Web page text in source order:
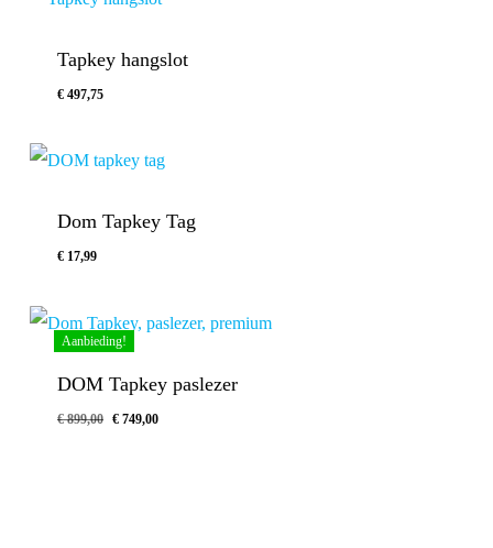
Tapkey hangslot
€497,75
Dom Tapkey Tag
€17,99
Aanbieding!
DOM Tapkey paslezer
€899,00 Oorspronkelijke
€749,00Huidige